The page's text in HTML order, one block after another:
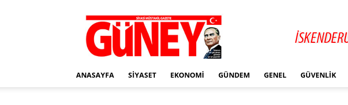
Gazete
Güney
ANASAYFA SIYASET EKONOMI GÜNDEM GENEL GÜVENLIK